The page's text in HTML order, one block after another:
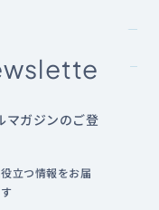
認
るか？
マガジンのご登
立つ情報をお届